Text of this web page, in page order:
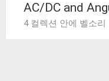
AC/DC and
4 컬렉션 안에 벨소리